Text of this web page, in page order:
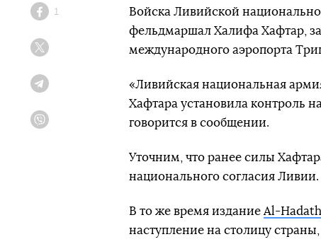
Facebook
1
Войска Ливийской
фельдмаршал Халифа Хафтар,
международного аэропорта
«Ливийская национальная
Хафтара установила контроль
говорится в сообщении.
Уточним, что ранее силы
национального согласия Ливии.
В то же время издание Al-Hadath
наступление на столицу